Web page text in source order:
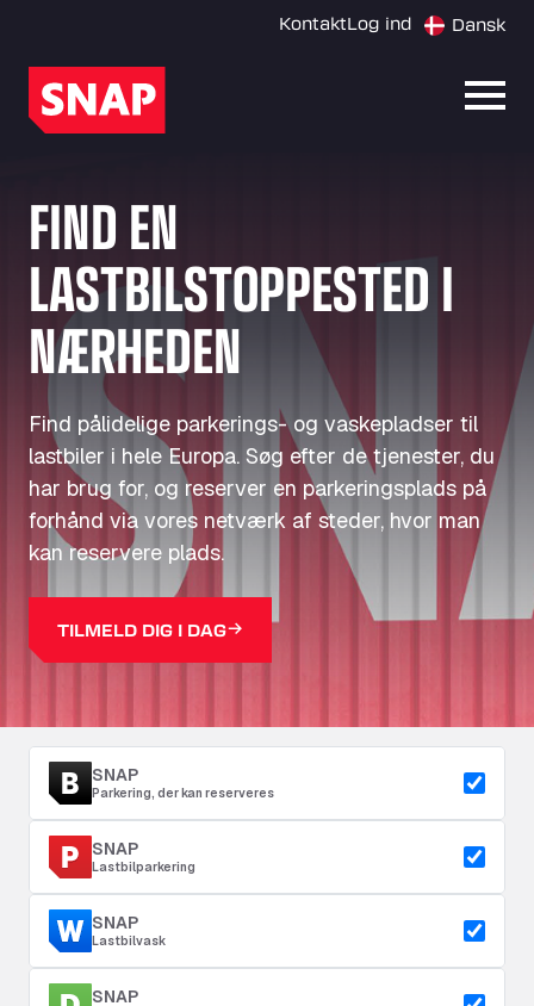
KontaktLog ind Dansk
FIND EN
LASTBILSTOPPESTED I
NÆRHEDEN
Find pålidelige parkerings- og vaskepladser til
lastbiler i hele Europa. Søg efter de tjenester, du
har brug for, og reserver en parkeringsplads på
forhånd via vores netværk af steder, hvor man
kan reservere plads.
TILMELD DIG I DAG
SNAP
Parkering, der kan reserveres
SNAP
Lastbilparkering
SNAP
Lastbilvask
SNAP